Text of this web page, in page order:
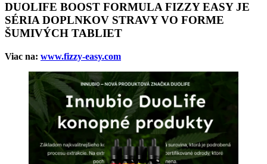
DUOLIFE BOOST FORMULA FIZZY EASY JE
SÉRIA DOPLNKOV STRAVY VO FORME
ŠUMIVÝCH TABLIET
Viac na: www.fizzy-easy.com